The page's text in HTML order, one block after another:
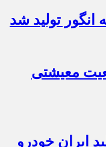
تولید شد
بودجه 99 وضعیت معیشتی
تولید ایران خودرو